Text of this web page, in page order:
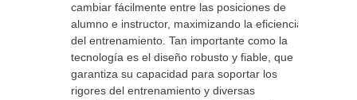
cambiar fácilmente entre las posiciones de
alumno e instructor, maximizando la eficiencia
del entrenamiento. Tan importante como la
tecnología es el diseño robusto y fiable, que
garantiza su capacidad para soportar los
rigores del entrenamiento y diversas